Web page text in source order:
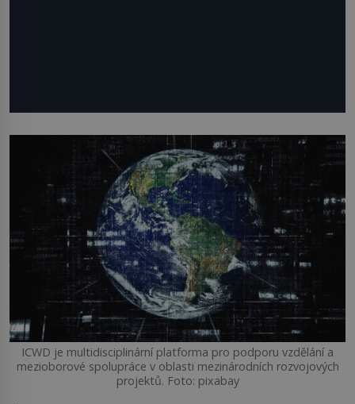
ICWD je multidisciplinární platforma pro podporu vzdělání a
mezioborové spolupráce v oblasti mezinárodních rozvojových
projektů. Foto: pixabay